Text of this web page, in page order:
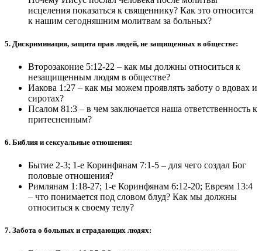
исцеления показаться к священнику? Как это относится
к нашим сегодняшним молитвам за больных?
5. Дискриминация, защита прав людей, не защищенных в обществе:
Второзаконие 5:12-22 – как мы должны относиться к
незащищенным людям в обществе?
Иакова 1:27 – как мы можем проявлять заботу о вдовах и
сиротах?
Псалом 81:3 – в чем заключается наша ответственность к
притесненным?
6. Библия и сексуальные отношения:
Бытие 2-3; 1-е Коринфянам 7:1-5 – для чего создал Бог
половые отношения?
Римлянам 1:18-27; 1-е Коринфянам 6:12-20; Евреям 13:4
– что понимается под словом блуд? Как мы должны
относиться к своему телу?
7. Забота о больных и страдающих людях: